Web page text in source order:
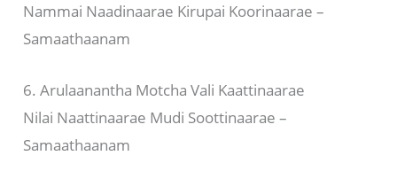
Nammai Naadinaarae Kirupai Koorinaarae –
Samaathaanam
6. Arulaanantha Motcha Vali Kaattinaarae
Nilai Naattinaarae Mudi Soottinaarae –
Samaathaanam